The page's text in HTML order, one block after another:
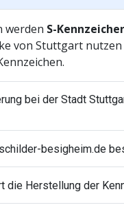
werden S-
von Stuttgart nutzen
bei der Stadt
besigheim.de
die Herstellung der